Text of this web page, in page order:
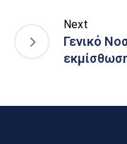
Next
Γενικό